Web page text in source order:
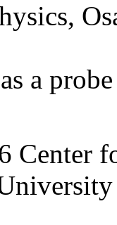
probe